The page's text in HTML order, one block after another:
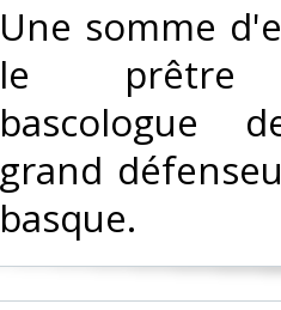
‎Une somme
le prêtre
bascologue
grand
basque.‎